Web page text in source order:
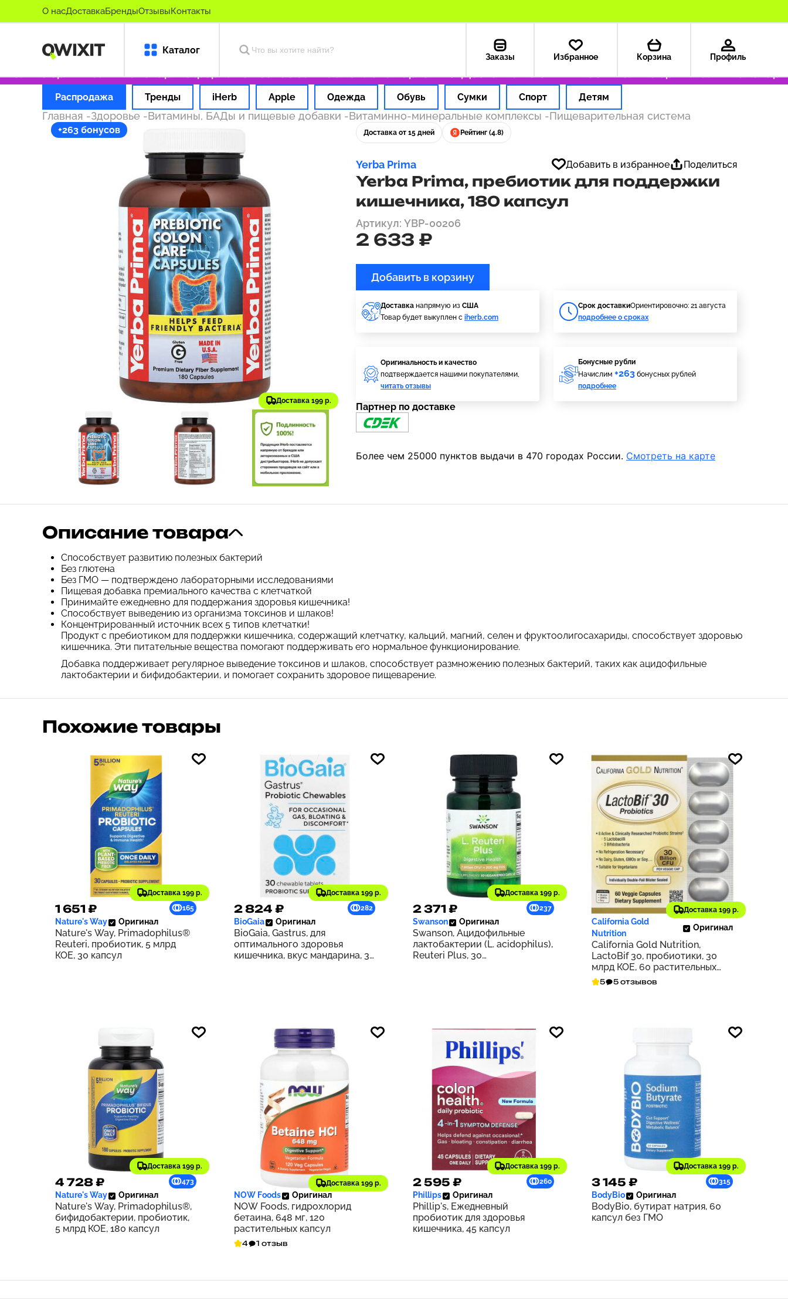
О насДоставкаБрендыОтзывыКонтакты
Каталог
Заказы Избранное Корзина Профиль
оригинальные товары Оформляем заказ за 1 час Оплата картой РФ Доставка из США — 199 ₽ Только оригинальные товары
Распродажа Тренды iHerb Apple Одежда Обувь Сумки Спорт Детям
Главная -Здоровье -Витамины, БАДы и пищевые добавки -Витаминно-минеральные комплексы -Пищеварительная система
+263 бонусов
Доставка 199 р.
Доставка от 15 дней Рейтинг (4.8)
Yerba Prima Добавить в избранное Поделиться
Yerba Prima, пребиотик для поддержки
кишечника, 180 капсул
Артикул: YBP-00206
2 633 ₽
Добавить в корзину
Доставка напрямую из США
Товар будет выкуплен с iherb.com
Cрок доставкиОриентировочно: 21 августа
подробнее о сроках
Оригинальность и качество
подтверждается нашими покупателями,
читать отзывы
Бонусные рубли
Начислим +263 бонусных рублей
подробнее
Партнер по доставке
Более чем 25000 пунктов выдачи в 470 городах России. Смотреть на карте
Описание товара
Способствует развитию полезных бактерий
Без глютена
Без ГМО — подтверждено лабораторными исследованиями
Пищевая добавка премиального качества с клетчаткой
Принимайте ежедневно для поддержания здоровья кишечника!
Способствует выведению из организма токсинов и шлаков!
Концентрированный источник всех 5 типов клетчатки!
Продукт с пребиотиком для поддержки кишечника, содержащий клетчатку, кальций, магний, селен и фруктоолигосахариды, способствует здоровью
кишечника. Эти питательные вещества помогают поддерживать его нормальное функционирование.
Добавка поддерживает регулярное выведение токсинов и шлаков, способствует размножению полезных бактерий, таких как ацидофильные
лактобактерии и бифидобактерии, и помогает сохранить здоровое пищеварение.
Похожие товары
Доставка 199 р.
1 651 ₽ 165
Nature's Way Оригинал
Nature's Way, Primadophilus®
Reuteri, пробиотик, 5 млрд
КОЕ, 30 капсул
Доставка 199 р.
2 824 ₽ 282
BioGaia Оригинал
BioGaia, Gastrus, для
оптимального здоровья
кишечника, вкус мандарина, 30
Доставка 199 р.
2 371 ₽ 237
Swanson Оригинал
Swanson, Ацидофильные
лактобактерии (L. acidophilus),
Reuteri Plus, 30
Доставка 199 р.
2 767 ₽ 277
California Gold
Nutrition
Оригинал
California Gold Nutrition,
LactoBif 30, пробиотики, 30
млрд КОЕ, 60 растительных
капсул
5 5 отзывов
Доставка 199 р.
4 728 ₽ 473
Nature's Way Оригинал
Nature's Way, Primadophilus®,
бифидобактерии, пробиотик,
5 млрд КОЕ, 180 капсул
Доставка 199 р.
1 702 ₽ 170
NOW Foods Оригинал
NOW Foods, гидрохлорид
бетаина, 648 мг, 120
растительных капсул
4 1 отзыв
Доставка 199 р.
2 595 ₽ 260
Phillips Оригинал
Phillip's, Ежедневный
пробиотик для здоровья
кишечника, 45 капсул
Доставка 199 р.
3 145 ₽ 315
BodyBio Оригинал
BodyBio, бутират натрия, 60
капсул без ГМО